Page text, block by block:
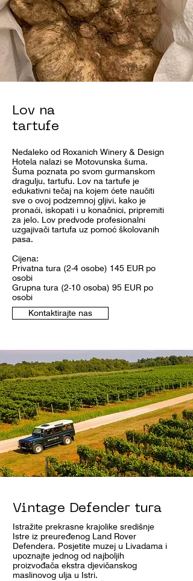
Lov na
tartufe
Nedaleko od Roxanich Winery & Design
Hotela nalazi se Motovunska šuma.
Šuma poznata po svom gurmanskom
dragulju, tartufu. Lov na tartufe je
edukativni tečaj na kojem ćete naučiti
sve o ovoj podzemnoj gljivi, kako je
pronaći, iskopati i u konačnici, pripremiti
za jelo. Lov predvode profesionalni
uzgajivači tartufa uz pomoć školovanih
pasa.
Cijena:
Privatna tura (2-4 osobe) 145 EUR po
osobi
Grupna tura (2-10 osoba) 95 EUR po
osobi
Kontaktirajte nas
Vintage Defender tura
Istražite prekrasne krajolike središnje
Istre iz preuređenog Land Rover
Defendera. Posjetite muzej u Livadama i
upoznajte jednog od najboljih
proizvođača ekstra djevičanskog
maslinovog ulja u Istri.